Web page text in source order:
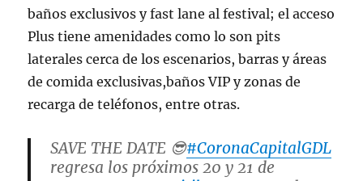
baños exclusivos y fast lane al festival; el acceso
Plus tiene amenidades como lo son pits
laterales cerca de los escenarios, barras y áreas
de comida exclusivas,baños VIP y zonas de
recarga de teléfonos, entre otras.
SAVE THE DATE 😎#CoronaCapitalGDL
regresa los próximos 20 y 21 de